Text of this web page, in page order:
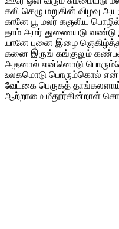
கலி கெழு மறுகின் விழவு
கானே பூ மலர் கஞலிய
தாம் அமர் துணையடு வண்டு
யானே புனை இழை
கனை இருங் கங்குலும்
அதனால் என்னொடு
உலகமொடு பொரும்கொல் என்
வேட்கை பெருகத்
ஆற்றாமை மீதூர்கின்றாள்